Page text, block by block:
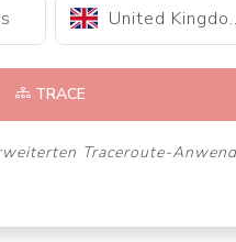
TRACE
Traceroute-